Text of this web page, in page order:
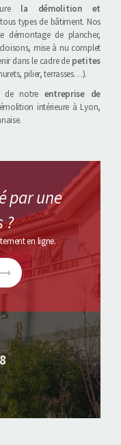
la démolition et
types de bâtiment. Nos
démontage de plancher,
mise à nu complet
dans le cadre de petites
pilier, terrasses…).
de notre entreprise de
intérieure à Lyon,
par une
?
en ligne.